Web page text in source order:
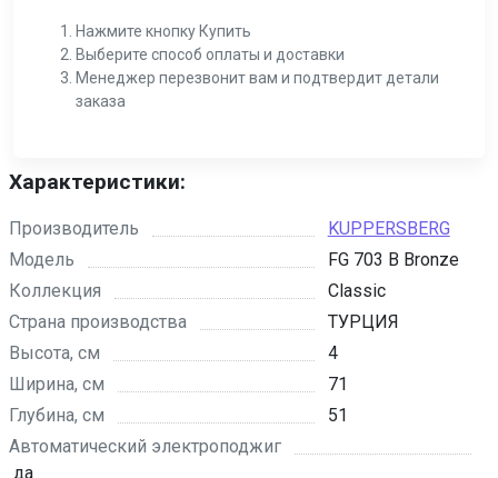
Нажмите кнопку Купить
Выберите способ оплаты и доставки
Менеджер перезвонит вам и подтвердит детали
заказа
Характеристики:
Производитель
KUPPERSBERG
Модель
FG 703 B Bronze
Коллекция
Classic
Страна производства
ТУРЦИЯ
Высота, см
4
Ширина, см
71
Глубина, см
51
Автоматический электроподжиг
да